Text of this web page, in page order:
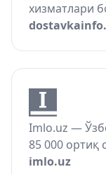
хизматлари
Imlo.uz —
85 000 ортиқ
imlo.uz